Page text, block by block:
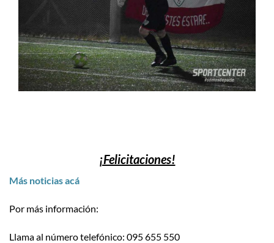
¡Felicitaciones!
Más noticias acá
Por más información:
Llama al número telefónico: 095 655 550